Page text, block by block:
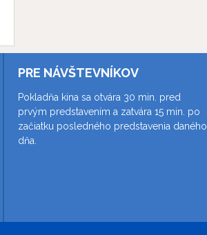
PRE NÁVŠTEVNÍKOV
Pokladňa kina sa otvára 30 min. pred
prvým predstavením a zatvára 15 min. po
začiatku posledného predstavenia daného
dňa.